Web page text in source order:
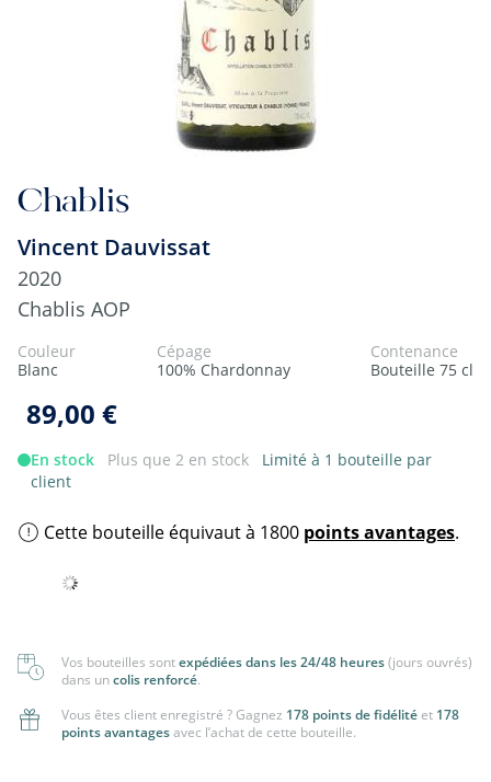
Chablis
Vincent Dauvissat
2020
Chablis AOP
Couleur
Blanc
Cépage
100% Chardonnay
Contenance
Bouteille 75 cl
89,00 €
En stock Plus que 2 en stock
Limité à 1 bouteille par
client
Cette bouteille équivaut à 1800 points avantages.
Vos bouteilles sontexpédiées dans les 24/48 heures(jours ouvrés)
dans uncolis renforcé.
Vous êtes client enregistré ? Gagnez 178 points de fidélité et 178
points avantagesavec l’achat de cette bouteille.